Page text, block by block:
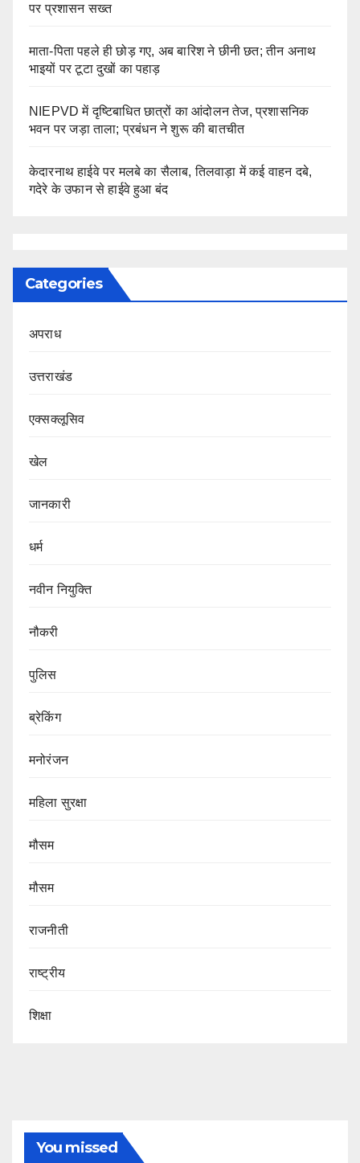
पर प्रशासन सख्त
माता-पिता पहले ही छोड़ गए, अब बारिश ने छीनी छत; तीन अनाथ
भाइयों पर टूटा दुखों का पहाड़
NIEPVD में दृष्टिबाधित छात्रों का आंदोलन तेज, प्रशासनिक
भवन पर जड़ा ताला; प्रबंधन ने शुरू की बातचीत
केदारनाथ हाईवे पर मलबे का सैलाब, तिलवाड़ा में कई वाहन दबे,
गदेरे के उफान से हाईवे हुआ बंद
Categories
अपराध
उत्तराखंड
एक्सक्लूसिव
खेल
जानकारी
धर्म
नवीन नियुक्ति
नौकरी
पुलिस
ब्रेकिंग
मनोरंजन
महिला सुरक्षा
मौसम
मौसम
राजनीती
राष्ट्रीय
शिक्षा
You missed